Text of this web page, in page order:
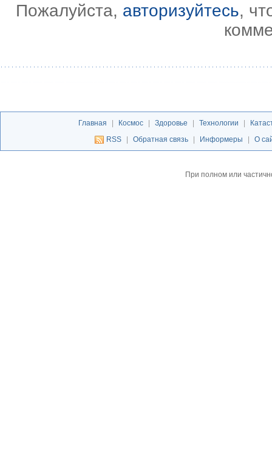
Пожалуйста, авторизуйтесь,
Главная | Космос | Здоровье | Технологии |
RSS
| Обратная связь | Информеры | О
При полном или